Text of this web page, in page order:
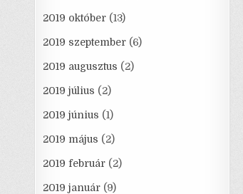
2019 október (13)
2019 szeptember (6)
2019 augusztus (2)
2019 július (2)
2019 június (1)
2019 május (2)
2019 február (2)
2019 január (9)